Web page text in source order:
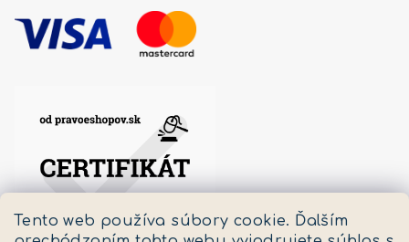
Tento web používa súbory cookie. Ďalším